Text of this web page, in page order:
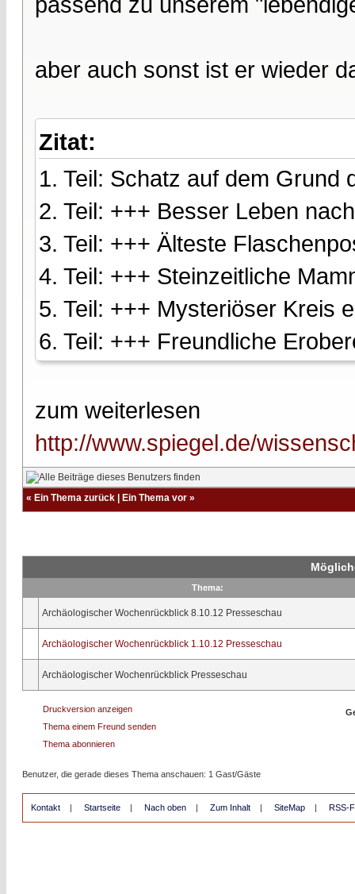
aber auch sonst ist er wieder
Zitat:
1. Teil: Schatz auf dem Grund
2. Teil: +++ Besser Leben
3. Teil: +++ Älteste
4. Teil: +++ Steinzeitliche
5. Teil: +++ Mysteriöser Kreis
6. Teil: +++ Freundliche
zum weiterlesen
http://www.spiegel.de/
« Ein Thema zurück Ein Thema vor »
Thema:
Archäologischer Wochenrückblick 8.10.12 Presseschau
Archäologischer Wochenrückblick 1.10.12 Presseschau
Archäologischer Wochenrückblick Presseschau
Druckversion anzeigen
Thema einem Freund senden
Thema abonnieren
Benutzer, die gerade dieses Thema anschauen: 1 Gast/Gäste
Kontakt | Startseite | Nach oben | Zum Inhalt | SiteMap | RSS-